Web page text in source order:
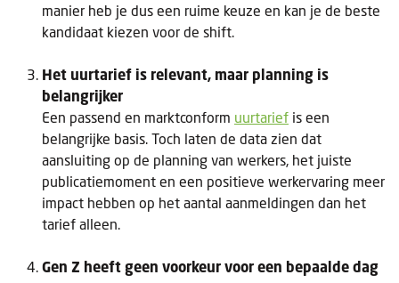
manier heb je dus een ruime keuze en kan je de beste
kandidaat kiezen voor de shift.
Het uurtarief is relevant, maar planning is
belangrijker
Een passend en marktconform uurtarief is een
belangrijke basis. Toch laten de data zien dat
aansluiting op de planning van werkers, het juiste
publicatiemoment en een positieve werkervaring meer
impact hebben op het aantal aanmeldingen dan het
tarief alleen.
Gen Z heeft geen voorkeur voor een bepaalde dag